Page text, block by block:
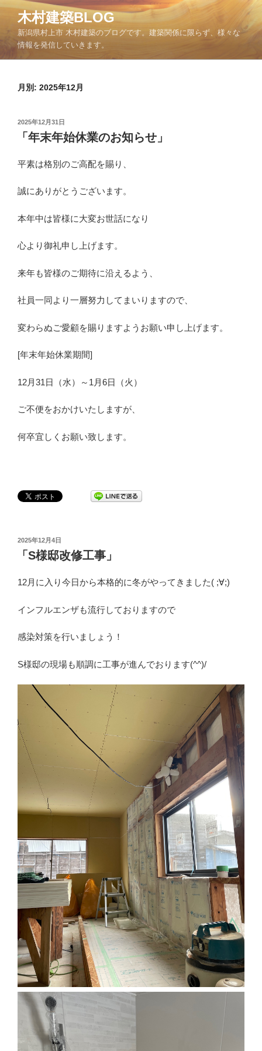
コ
ツ
木村建築BLOG
新潟県村上市 木村建築のブログです。建築関係に限らず、様々な
情報を発信していきます。
月別: 2025年12月
投
稿
2025年12月31日
「年末年始休業のお知らせ」
平素は格別のご高配を賜り、
誠にありがとうございます。
本年中は皆様に大変お世話になり
心より御礼申し上げます。
来年も皆様のご期待に沿えるよう、
社員一同より一層努力してまいりますので、
変わらぬご愛顧を賜りますようお願い申し上げます。
[年末年始休業期間]
12月31日（水）～1月6日（火）
ご不便をおかけいたしますが、
何卒宜しくお願い致します。
投
稿
2025年12月4日
「S様邸改修工事」
12月に入り今日から本格的に冬がやってきました( ;∀;)
インフルエンザも流行しておりますので
感染対策を行いましょう！
S様邸の現場も順調に工事が進んでおります(^^)/